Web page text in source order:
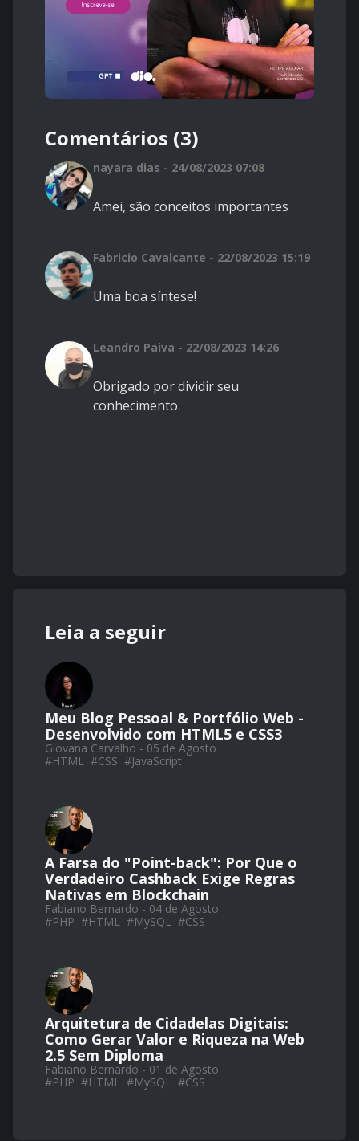
Comentários (3)
nayara dias - 24/08/2023 07:08
Amei, são conceitos importantes
Fabricio Cavalcante - 22/08/2023 15:19
Uma boa síntese!
Leandro Paiva - 22/08/2023 14:26
Obrigado por dividir seu
conhecimento.
Leia a seguir
Meu Blog Pessoal & Portfólio Web -
Desenvolvido com HTML5 e CSS3
Giovana Carvalho - 05 de Agosto
#HTML #CSS #JavaScript
A Farsa do "Point-back": Por Que o
Verdadeiro Cashback Exige Regras
Nativas em Blockchain
Fabiano Bernardo - 04 de Agosto
#PHP #HTML #MySQL #CSS
Arquitetura de Cidadelas Digitais:
Como Gerar Valor e Riqueza na Web
2.5 Sem Diploma
Fabiano Bernardo - 01 de Agosto
#PHP #HTML #MySQL #CSS